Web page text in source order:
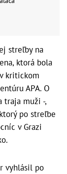
streľby na
ktorá bola
kritickom
APA. O
traja muži -,
po streľbe
v Grazi
vyhlásil po